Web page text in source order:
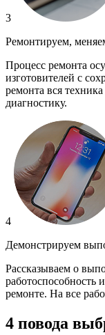
3
Ремонтируем,
Процесс ремонта
изготовителей с
ремонта вся
диагностику.
4
Демонстрируем
Рассказываем о
работоспособность
ремонте. На все
4 повода